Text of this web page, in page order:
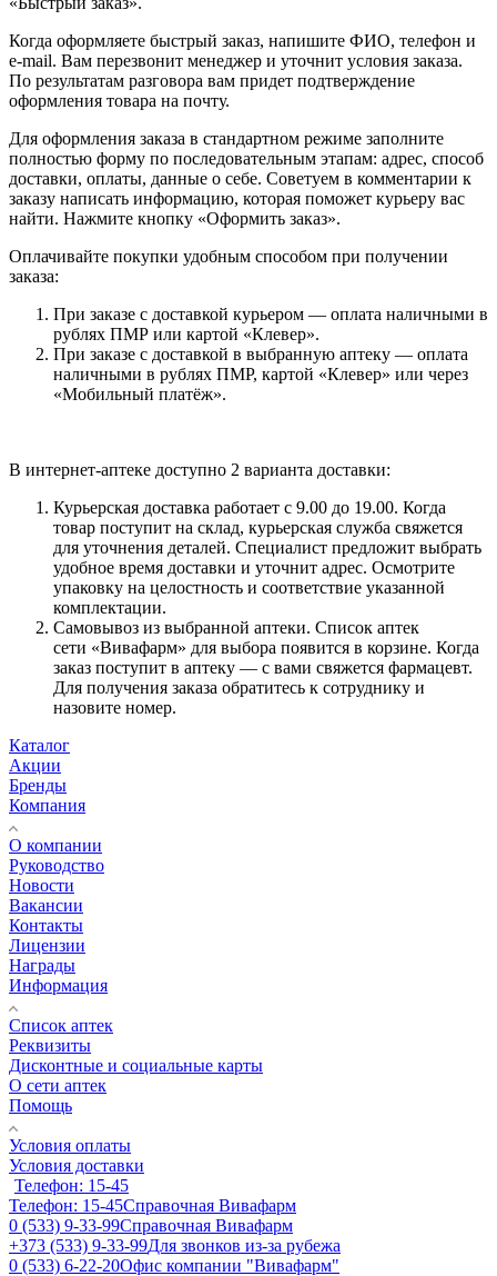
Когда оформляете быстрый заказ, напишите ФИО, телефон и
e-mail. Вам перезвонит менеджер и уточнит условия заказа.
По результатам разговора вам придет подтверждение
оформления товара на почту.
Для оформления заказа в стандартном режиме заполните
полностью форму по последовательным этапам: адрес, способ
доставки, оплаты, данные о себе. Советуем в комментарии к
заказу написать информацию, которая поможет курьеру вас
найти. Нажмите кнопку «Оформить заказ».
Оплачивайте покупки удобным способом при получении
заказа:
При заказе с доставкой курьером — оплата наличными в
рублях ПМР или картой «Клевер».
При заказе с доставкой в выбранную аптеку — оплата
наличными в рублях ПМР, картой «Клевер» или через
«Мобильный платёж».
В интернет-аптеке доступно 2 варианта доставки:
Курьерская доставка работает с 9.00 до 19.00. Когда
товар поступит на склад, курьерская служба свяжется
для уточнения деталей. Специалист предложит выбрать
удобное время доставки и уточнит адрес. Осмотрите
упаковку на целостность и соответствие указанной
комплектации.
Самовывоз из выбранной аптеки. Список аптек
сети «Вивафарм» для выбора появится в корзине. Когда
заказ поступит в аптеку — с вами свяжется фармацевт.
Для получения заказа обратитесь к сотруднику и
назовите номер.
Каталог
Акции
Бренды
Компания
О компании
Руководство
Новости
Вакансии
Контакты
Лицензии
Награды
Информация
Список аптек
Реквизиты
Дисконтные и социальные карты
О сети аптек
Помощь
Условия оплаты
Условия доставки
Телефон: 15-45
Телефон: 15-45Справочная Вивафарм
0 (533) 9-33-99Справочная Вивафарм
+373 (533) 9-33-99Для звонков из-за рубежа
0 (533) 6-22-20Офис компании "Вивафарм"